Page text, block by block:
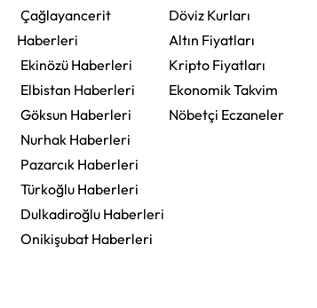
Çağlayancerit
Haberleri
Ekinözü Haberleri
Elbistan Haberleri
Göksun Haberleri
Nurhak Haberleri
Pazarcık Haberleri
Türkoğlu Haberleri
Dulkadiroğlu Haberleri
Onikişubat Haberleri
Döviz Kurları
Altın Fiyatları
Kripto Fiyatları
Ekonomik Takvim
Nöbetçi Eczaneler